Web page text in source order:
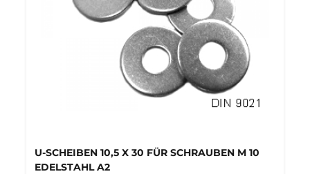
U-SCHEIBEN 10,5 X 30 FÜR SCHRAUBEN M 10
EDELSTAHL A2